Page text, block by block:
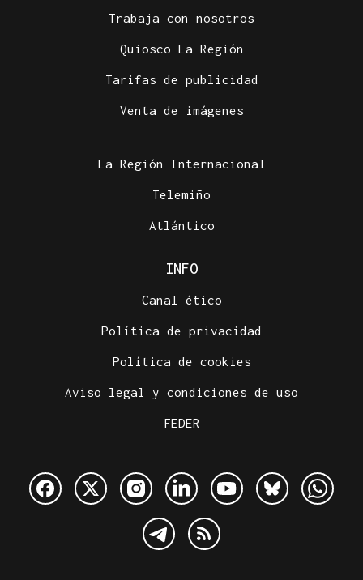
Trabaja con nosotros
Quiosco La Región
Tarifas de publicidad
Venta de imágenes
La Región Internacional
Telemiño
Atlántico
INFO
Canal ético
Política de privacidad
Política de cookies
Aviso legal y condiciones de uso
FEDER